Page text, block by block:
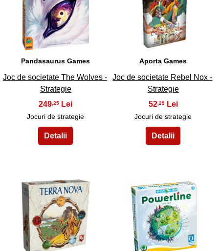
15
Pandasaurus Games
Joc de societate The Wolves -
Strategie
249 ,25
Jocuri de strategie
16
Aporta Games
Joc de societate Rebel Nox -
Strategie
52 ,29
Jocuri de strategie
17 18